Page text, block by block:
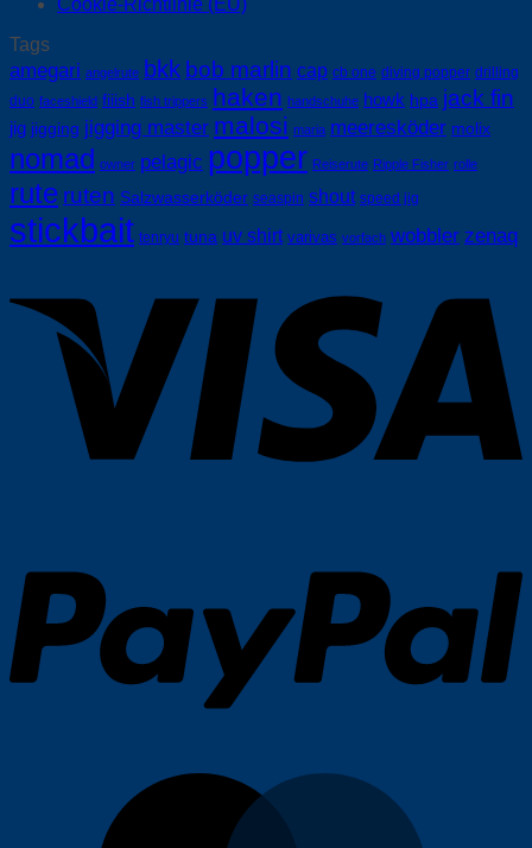
Tags
amegari angelrute bkk bob marlin cap cb one diving popper drilling
duo faceshield fiiish fish trippers haken handschuhe howk hpa jack fin
jig jigging jigging master malosi maria meeresköder molix
nomad owner pelagic popper Reiserute Ripple Fisher rolle
rute ruten Salzwasserköder seaspin shout speed jig
stickbait tenryu tuna uv shirt varivas vorfach wobbler zenaq